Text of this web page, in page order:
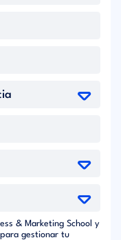
& Marketing School y
para gestionar tu